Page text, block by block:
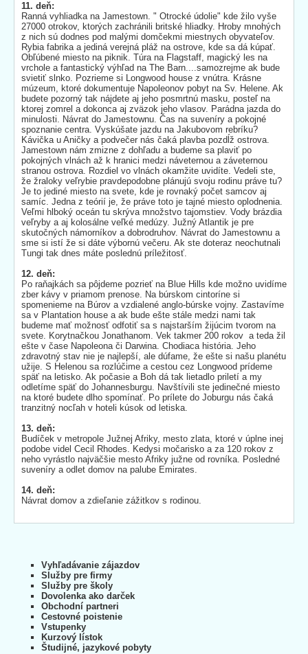
11. deň:
Ranná vyhliadka na Jamestown. " Otrocké údolie" kde žilo vyše
27000 otrokov, ktorých zachránili britské hliadky. Hroby mnohých
z nich sú dodnes pod malými domčekmi miestnych obyvateľov.
Rybia fabrika a jediná verejná pláž na ostrove, kde sa dá kúpať.
Obľúbené miesto na piknik. Túra na Flagstaff, magický les na
vrchole a fantastický výhľad na The Barn....samozrejme ak bude
svietiť slnko. Pozrieme si Longwood house z vnútra. Krásne
múzeum, ktoré dokumentuje Napoleonov pobyt na Sv. Helene. Ak
budete pozorný tak nájdete aj jeho posmrtnú masku, posteľ na
ktorej zomrel a dokonca aj zväzok jeho vlasov. Parádna jazda do
minulosti. Návrat do Jamestownu. Čas na suveníry a pokojné
spoznanie centra. Vyskúšate jazdu na Jakubovom rebríku?
Kávička u Aničky a podvečer nás čaká plavba pozdĺž ostrova.
Jamestown nám zmizne z dohľadu a budeme sa plaviť po
pokojných vlnách až k hranici medzi náveternou a záveternou
stranou ostrova. Rozdiel vo vlnách okamžite uvidíte. Vedeli ste,
že žraloky veľrybie pravdepodobne plánujú svoju rodinu práve tu?
Je to jediné miesto na svete, kde je rovnaký počet samcov aj
samíc. Jedna z teórií je, že práve toto je tajné miesto oplodnenia.
Veľmi hlboký oceán tu skrýva množstvo tajomstiev. Vody brázdia
veľryby a aj kolosálne veľké medúzy. Južný Atlantik je pre
skutočných námorníkov a dobrodruhov. Návrat do Jamestownu a
sme si istí že si dáte výbornú večeru. Ak ste doteraz neochutnali
Tungi tak dnes máte poslednú príležitosť.
12. deň:
Po raňajkách sa pôjdeme pozrieť na Blue Hills kde možno uvidíme
zber kávy v priamom prenose. Na búrskom cintoríne si
spomenieme na Búrov a vzdialené anglo-búrske vojny. Zastavíme
sa v Plantation house a ak bude ešte stále medzi nami tak
budeme mať možnosť odfotiť sa s najstarším žijúcim tvorom na
svete. Korytnačkou Jonathanom. Vek takmer 200 rokov a teda žil
ešte v čase Napoleona či Darwina. Chodiaca história. Jeho
zdravotný stav nie je najlepší, ale dúfame, že ešte si našu planétu
užije. S Helenou sa rozlúčime a cestou cez Longwood prídeme
späť na letisko. Ak počasie a Boh dá tak lietadlo priletí a my
odletíme späť do Johannesburgu. Navštívili ste jedinečné miesto
na ktoré budete dlho spomínať. Po prílete do Joburgu nás čaká
tranzitný nocľah v hoteli kúsok od letiska.
13. deň:
Budíček v metropole Južnej Afriky, mesto zlata, ktoré v úplne inej
podobe videl Cecil Rhodes. Kedysi močarisko a za 120 rokov z
neho vyrástlo najväčšie mesto Afriky južne od rovníka. Posledné
suveníry a odlet domov na palube Emirates.
14. deň:
Návrat domov a zdieľanie zážitkov s rodinou.
Vyhľadávanie zájazdov
Služby pre firmy
Služby pre školy
Dovolenka ako darček
Obchodní partneri
Cestovné poistenie
Vstupenky
Kurzový lístok
Študijné, jazykové pobyty